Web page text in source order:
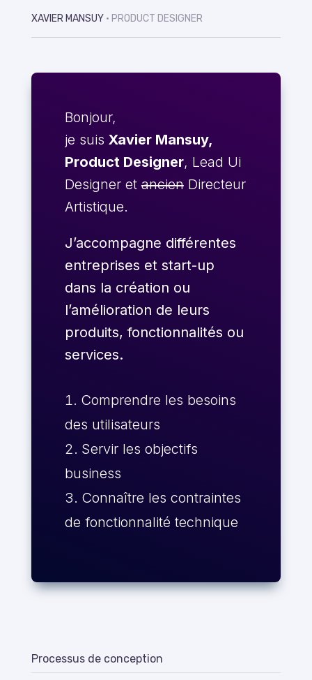
XAVIER MANSUY • PRODUCT DESIGNER
Bonjour,
je suis Xavier Mansuy,
Product Designer, Lead Ui
Designer etancienDirecteur
Artistique.
J’accompagne différentes
entreprises et start-up
dans la création ou
l’amélioration de leurs
produits, fonctionnalités ou
services.
Comprendre les besoins
des utilisateurs
Servir les objectifs
business
Connaître les contraintes
de fonctionnalité technique
Processus de conception